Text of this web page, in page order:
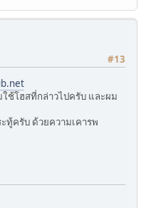
#13
ใช้โฮสที่กล่าวไปครับ และผม
ทู้ครับ ด้วยความเคารพ